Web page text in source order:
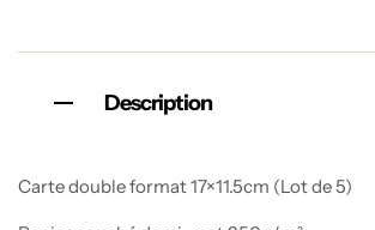
Description
Carte double format 17×11.5cm (Lot de 5)